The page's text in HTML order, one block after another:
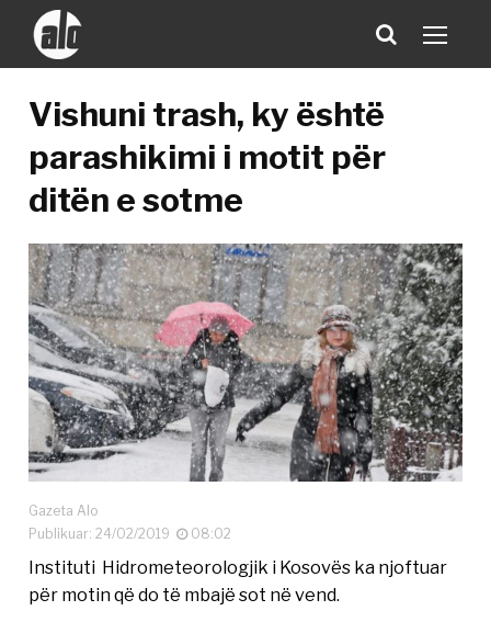
Vishuni trash, ky është
parashikimi i motit për
ditën e sotme
Gazeta Alo
Publikuar: 24/02/2019
08:02
Instituti Hidrometeorologjik i Kosovës ka njoftuar
për motin që do të mbajë sot në vend.